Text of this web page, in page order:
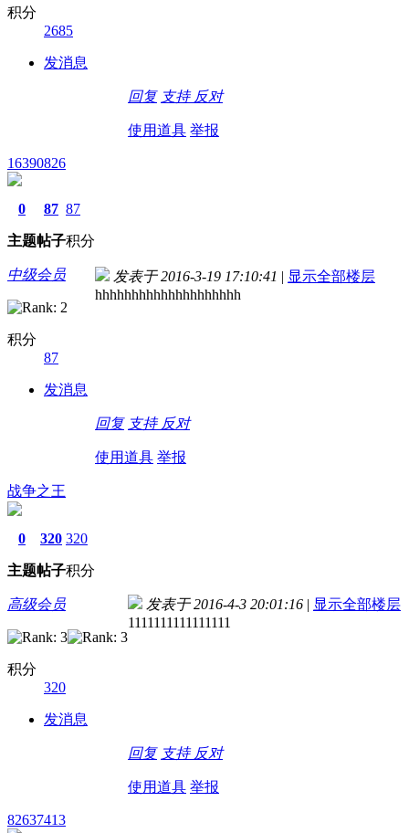
积分
2685
发消息
回复 支持 反对
使用道具 举报
16390826
0
主题
87
帖子
87
积分
中级会员
积分
87
发消息
发表于 2016-3-19 17:10:41 | 显示全部楼层
hhhhhhhhhhhhhhhhhhhh
回复 支持 反对
使用道具 举报
战争之王
0
主题
320
帖子
320
积分
高级会员
积分
320
发消息
发表于 2016-4-3 20:01:16 | 显示全部楼层
1111111111111111
回复 支持 反对
使用道具 举报
82637413